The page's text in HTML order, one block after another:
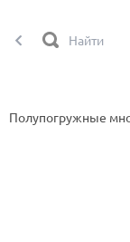
Полупогружные